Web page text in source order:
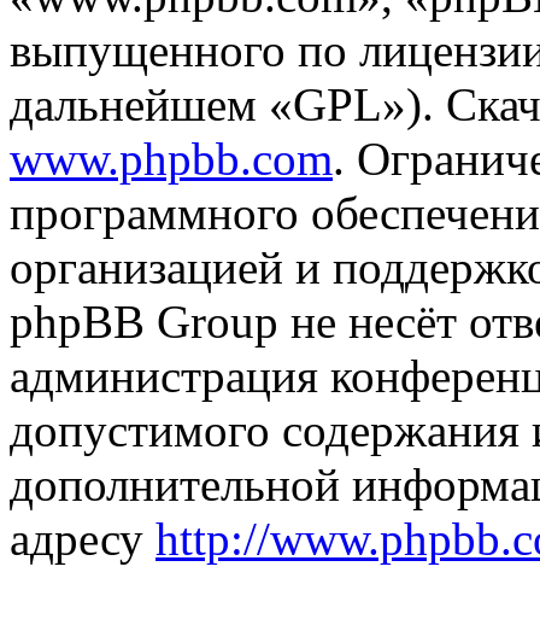
выпущенного по
дальнейшем «GPL»).
www.phpbb.com.
программного
организацией и
phpBB Group не несёт
администрация
допустимого
дополнительной
адресу http://